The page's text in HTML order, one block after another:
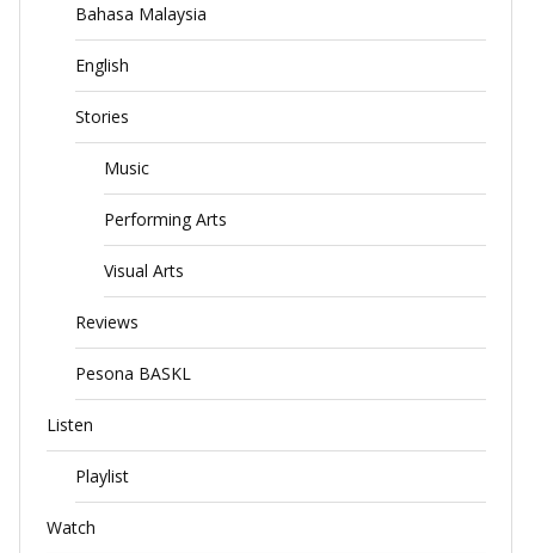
Bahasa Malaysia
English
Stories
Music
Performing Arts
Visual Arts
Reviews
Pesona BASKL
Listen
Playlist
Watch